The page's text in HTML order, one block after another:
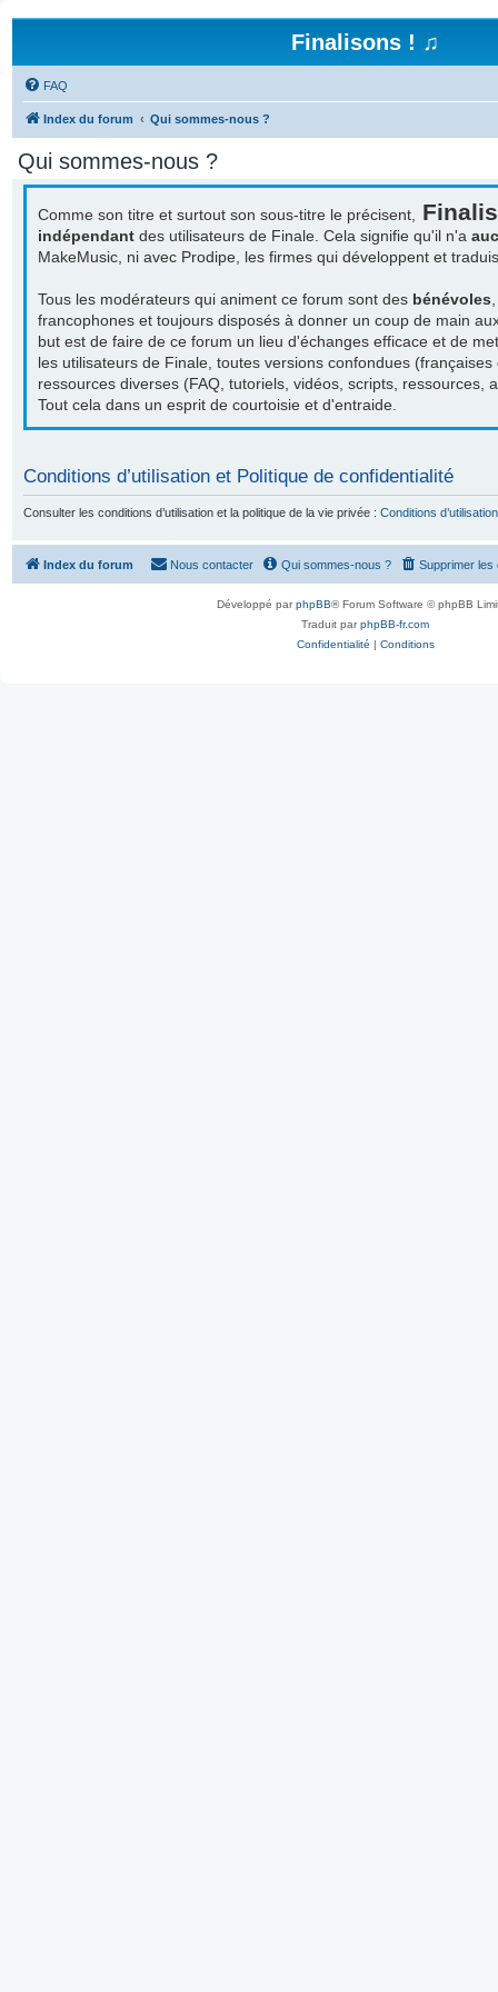
Finalisons ! ♫
FAQ
Index du forum Qui sommes-nous ?
Qui sommes-nous ?
Comme son titre et surtout son sous-titre le précisent,
indépendant des utilisateurs de Finale. Cela signifie qu'il n'a
MakeMusic, ni avec Prodipe, les firmes qui développent et
Tous les modérateurs qui animent ce forum sont des bénévoles
francophones et toujours disposés à donner un coup de main
but est de faire de ce forum un lieu d'échanges efficace et de
les utilisateurs de Finale, toutes versions confondues
ressources diverses (FAQ, tutoriels, vidéos, scripts, ressources,
Tout cela dans un esprit de courtoisie et d'entraide.
Conditions d’utilisation et Politique de confidentialité
Consulter les conditions d’utilisation et la politique de la vie privée : Conditions d’utilisation
Index du forum Supprimer les
Qui sommes-nous ?
Nous contacter
Développé parphpBB® Forum Software © phpBB
Traduit parphpBB-fr.com
Confidentialité | Conditions